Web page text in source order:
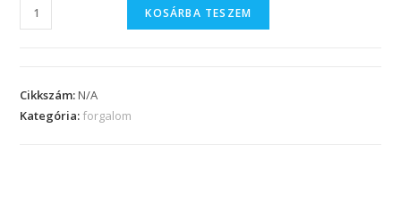
KOSÁRBA TESZEM
Cikkszám:N/A
Kategória: forgalom